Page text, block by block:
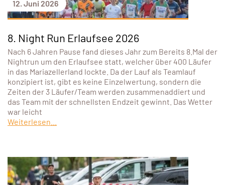
12. Juni 2026
8. Night Run Erlaufsee 2026
Nach 6 Jahren Pause fand dieses Jahr zum Bereits 8.Mal der
Nightrun um den Erlaufsee statt, welcher über 400 Läufer
in das Mariazellerland lockte. Da der Lauf als Teamlauf
konzipiert ist, gibt es keine Einzelwertung, sondern die
Zeiten der 3 Läufer/Team werden zusammenaddiert und
das Team mit der schnellsten Endzeit gewinnt. Das Wetter
war leicht
Weiterlesen...